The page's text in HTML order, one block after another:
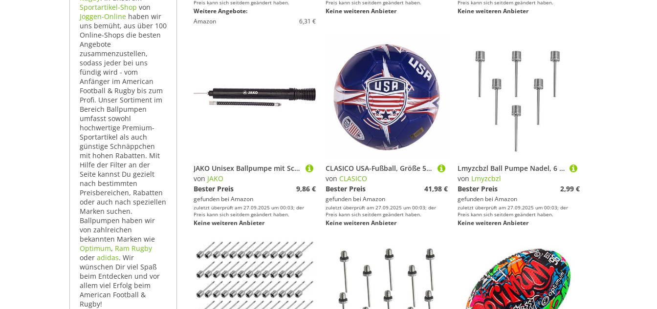
Sportartikel-Shop von
Joggen-Online haben wir
uns bemüht, aus über 100
Online-Shops die besten
Angebote
zusammenzustellen,
sodass jeder bei uns
fündig wird - vom
Anfänger im American
Football & Rugby bis zum
Profi. Unser Sortiment im
Bereich Ballpumpen
umfasst sowohl
hochwertige Premium-
Sportartikel als auch
günstige Schnäppchen
mit hohen Rabatten. Mit
Hilfe der Filter an der
Seite kannst Du gezielt
nach bestimmten
Preisbereichen, Rabatten
oder auch nach speziellen
Marken suchen.
Ballpumpen haben wir
von zahlreichen
bekannten Marken wie
Optimum, Ram Rugby
oder adidas. Wir
wünschen Dir viel Spaß
beim Entdecken und vor
allem viel Erfolg beim
American Football &
Rugby!
Preis kann sich seitdem geändert haben.
Weitere Angebote:
Amazon
6,31 €
Preis kann sich seitdem geändert haben.
Keine weiteren Anbieter
Preis kann sich seitdem geändert haben.
Keine weiteren Anbieter
JAKO Unisex Ballpumpe mit Schlauch, Schwarz, Empty/NO Size
von JAKO
Bester Preis
9,86 €
gefunden bei Amazon
zuletzt überprüft am 27.09.2025 um 00:03; der
Preis kann sich seitdem geändert haben.
Keine weiteren Anbieter
CLASICO USA-Fußball, Größe 5, Spielball mit kräftiger blauer Basis und roten und weißen USA-Farben, inklusive Pumpe und Nadel, für Kinder ab 14 Jahren
von CLASICO
Bester Preis
41,98 €
gefunden bei Amazon
zuletzt überprüft am 27.09.2025 um 00:03; der
Preis kann sich seitdem geändert haben.
Keine weiteren Anbieter
Lmyzcbzl Ball Pumpe Nadel, 6 Pcs Luftpumpennadel, Doppelloch Aufblasbare Nadel, Ballpumpen-Aufblasnadeln, für Basketball, Volleyball, Rugby, Fußball, Sportbällen
von Lmyzcbzl
Bester Preis
2,99 €
gefunden bei Amazon
zuletzt überprüft am 27.09.2025 um 00:03; der
Preis kann sich seitdem geändert haben.
Keine weiteren Anbieter